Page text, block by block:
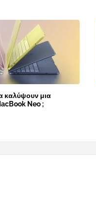
καλύψουν μια
Neo ;